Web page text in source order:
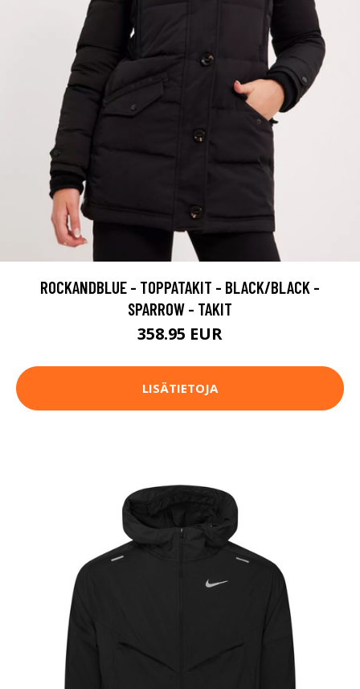
ROCKANDBLUE - TOPPATAKIT - BLACK/BLACK -
SPARROW - TAKIT
358.95 EUR
LISÄTIETOJA